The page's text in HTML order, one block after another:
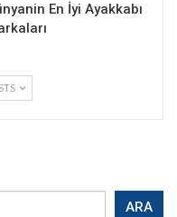
En İyi Ayakkabı
ARA